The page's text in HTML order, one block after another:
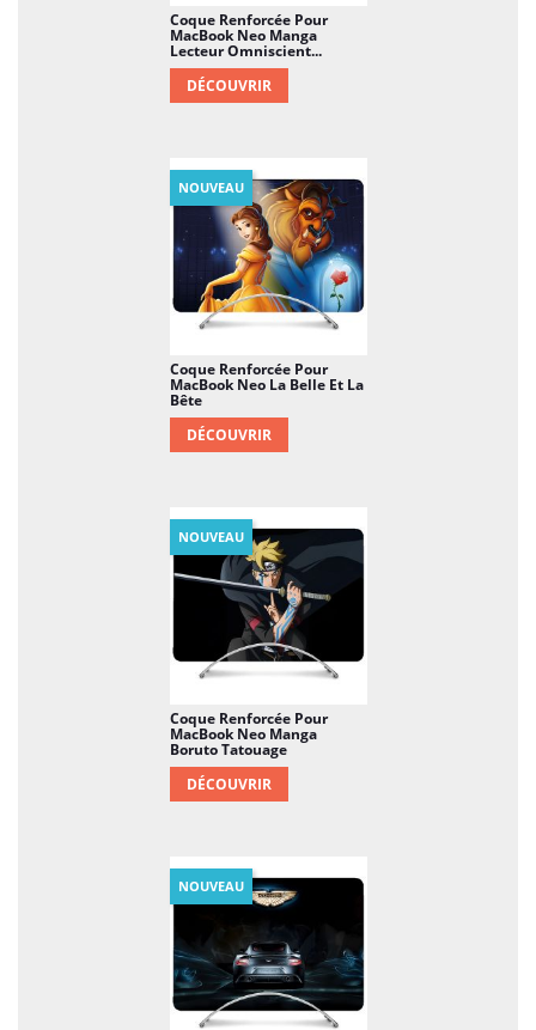
Coque Renforcée Pour
MacBook Neo Manga
Lecteur Omniscient...
DÉCOUVRIR
Coque Renforcée Pour
MacBook Neo La Belle Et La
Bête
DÉCOUVRIR
NOUVEAU
Coque Renforcée Pour
MacBook Neo Manga
Boruto Tatouage
DÉCOUVRIR
NOUVEAU
NOUVEAU